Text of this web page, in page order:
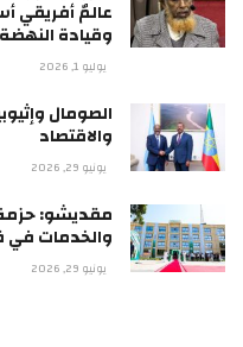
عالمٌ أفريقي
وقيادة
يوليو 1, 2026
الصومال
والاقتصاد
يونيو 29, 2026
مقديشو: حزمة
والخدمات في
يونيو 29, 2026